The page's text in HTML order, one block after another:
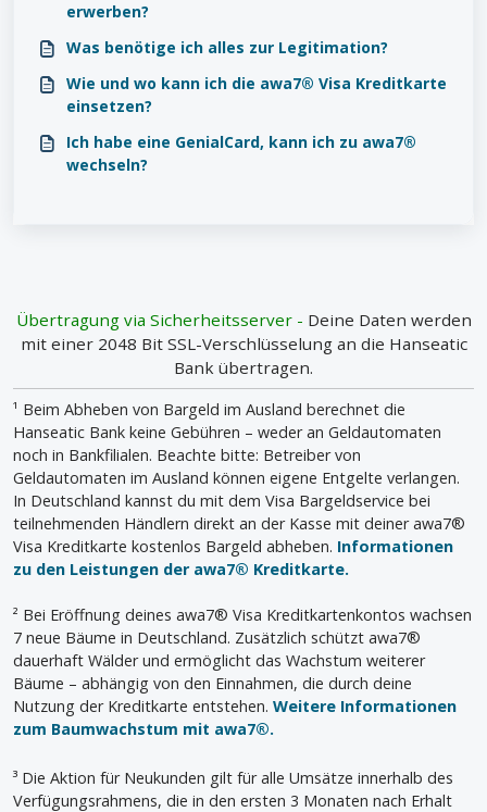
erwerben?
Was benötige ich alles zur Legitimation?
Wie und wo kann ich die awa7® Visa Kreditkarte
einsetzen?
Ich habe eine GenialCard, kann ich zu awa7®
wechseln?
Übertragung via Sicherheitsserver - Deine Daten werden
mit einer 2048 Bit SSL-Verschlüsselung an die Hanseatic
Bank übertragen.
¹ Beim Abheben von Bargeld im Ausland berechnet die
Hanseatic Bank keine Gebühren – weder an Geldautomaten
noch in Bankfilialen. Beachte bitte: Betreiber von
Geldautomaten im Ausland können eigene Entgelte verlangen.
In Deutschland kannst du mit dem Visa Bargeldservice bei
teilnehmenden Händlern direkt an der Kasse mit deiner awa7®
Visa Kreditkarte kostenlos Bargeld abheben. Informationen
zu den Leistungen der awa7® Kreditkarte.
² Bei Eröffnung deines awa7® Visa Kreditkartenkontos wachsen
7 neue Bäume in Deutschland. Zusätzlich schützt awa7®
dauerhaft Wälder und ermöglicht das Wachstum weiterer
Bäume – abhängig von den Einnahmen, die durch deine
Nutzung der Kreditkarte entstehen. Weitere Informationen
zum Baumwachstum mit awa7®.
³ Die Aktion für Neukunden gilt für alle Umsätze innerhalb des
Verfügungsrahmens, die in den ersten 3 Monaten nach Erhalt